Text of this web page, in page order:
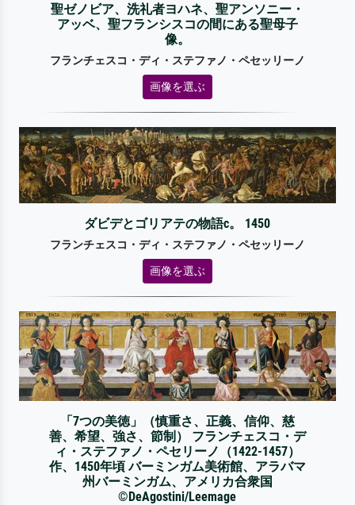
聖ゼノビア、洗礼者ヨハネ、聖アンソニー・
アッベ、聖フランシスコの間にある聖母子
像。
フランチェスコ・ディ・ステファノ・ペセッリーノ
画像を選ぶ
ダビデとゴリアテの物語c。 1450
フランチェスコ・ディ・ステファノ・ペセッリーノ
画像を選ぶ
「7つの美徳」（慎重さ、正義、信仰、慈
善、希望、強さ、節制） フランチェスコ・デ
ィ・ステファノ・ペセリーノ（1422-1457）
作、1450年頃 バーミンガム美術館、アラバマ
州バーミンガム、アメリカ合衆国
©DeAgostini/Leemage